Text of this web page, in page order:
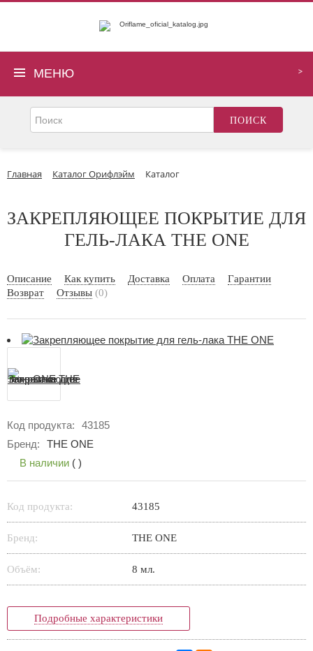
МЕНЮ
Главная Каталог Орифлэйм Каталог
ЗАКРЕПЛЯЮЩЕЕ ПОКРЫТИЕ ДЛЯ
ГЕЛЬ-ЛАКА THE ONE
Описание Как купить Доставка Оплата
Гарантии
Возврат
Отзывы (0)
Код продукта:
43185
Бренд:
THE ONE
В наличии ( )
Код продукта: 43185
Бренд: THE ONE
Объём: 8 мл.
Подробные характеристики